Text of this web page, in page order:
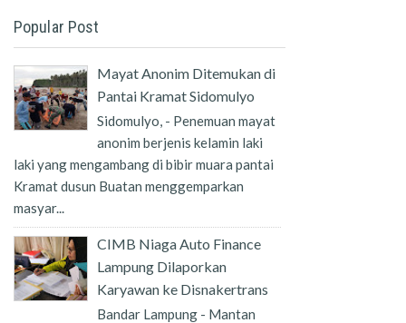
Popular Post
Mayat Anonim Ditemukan di
Pantai Kramat Sidomulyo
Sidomulyo, - Penemuan mayat
anonim berjenis kelamin laki
laki yang mengambang di bibir muara pantai
Kramat dusun Buatan menggemparkan
masyar...
CIMB Niaga Auto Finance
Lampung Dilaporkan
Karyawan ke Disnakertrans
Bandar Lampung - Mantan